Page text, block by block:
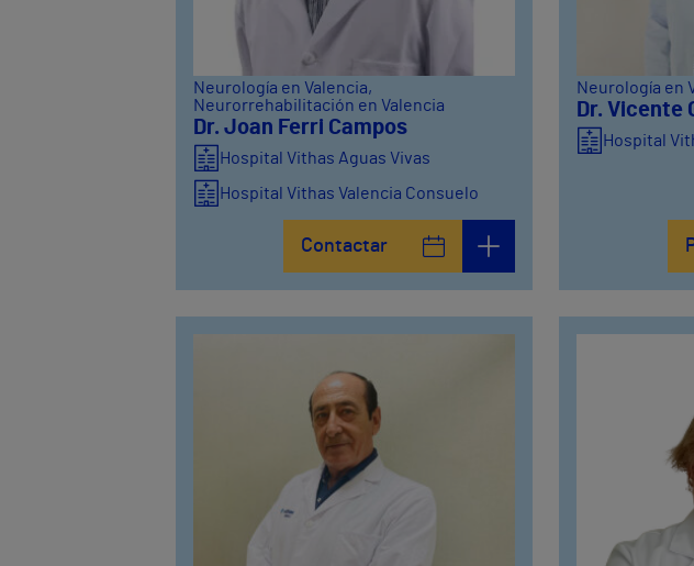
Neurología en Valencia,
Neurorrehabilitación en Valencia
Dr. Joan Ferri Campos
Hospital Vithas Aguas Vivas
Hospital Vithas Valencia Consuelo
Contactar
Neurología en
Dr. Vicente
Hospital